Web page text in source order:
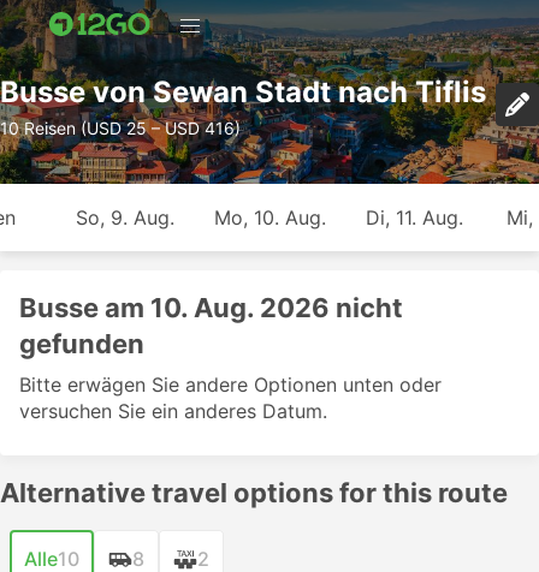
Busse von Sewan Stadt nach Tiflis
10 Reisen (USD 25 – USD 416)
So, 9. Aug. Mo, 10. Aug. Di, 11. Aug. Mi,
Busse am 10. Aug. 2026 nicht
gefunden
Bitte erwägen Sie andere Optionen unten oder
versuchen Sie ein anderes Datum.
Alternative travel options for this route
Alle10 8 2